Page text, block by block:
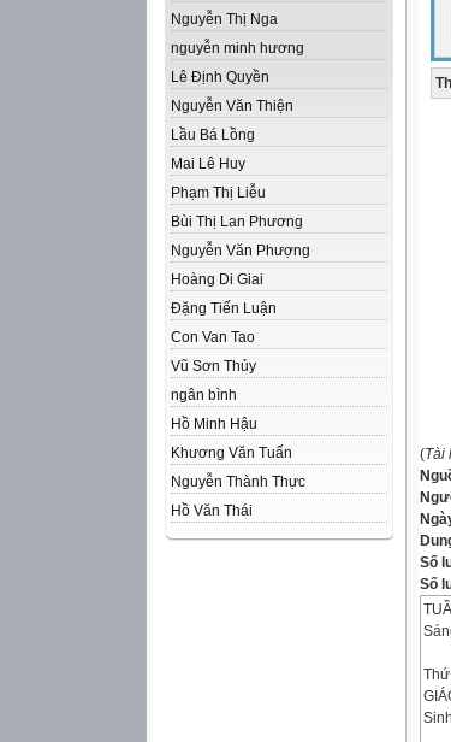
Nguyễn Thị Nga
nguyễn minh hương
Lê Định Quyền
Nguyễn Văn Thiện
Lầu Bá Lồng
Mai Lê Huy
Phạm Thị Liễu
Bùi Thị Lan Phương
Nguyễn Văn Phượng
Hoàng Di Giai
Đặng Tiến Luận
Con Van Tao
Vũ Sơn Thủy
ngân bình
Hồ Minh Hậu
Khương Văn Tuấn
Nguyễn Thành Thực
Hồ Văn Thái
(Tài
Số
Số